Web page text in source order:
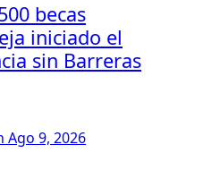
becas
iniciado el
sin Barreras
Ago 9, 2026